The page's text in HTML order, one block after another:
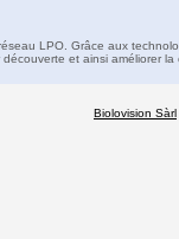
LPO. Grâce aux
et ainsi améliorer
Biolovision Sàrl